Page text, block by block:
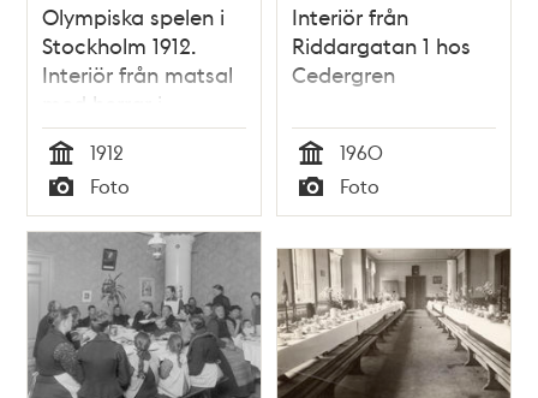
Olympiska spelen i
Stockholm 1912.
Interiör från matsal
med herrar i
Olympiahemmet.
Tid
1912
Typ
Foto
Interiör från
Riddargatan 1 hos
Cedergren
Tid
1960
Typ
Foto